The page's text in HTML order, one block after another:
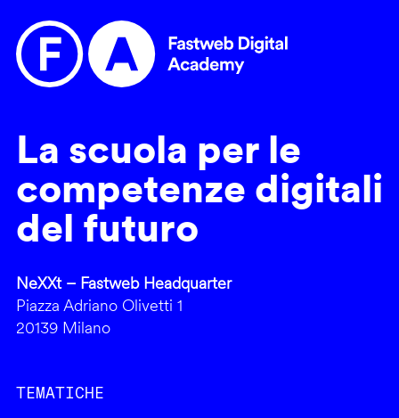
La scuola per le
competenze digitali
del futuro
NeXXt – Fastweb Headquarter
Piazza Adriano Olivetti 1
20139 Milano
TEMATICHE